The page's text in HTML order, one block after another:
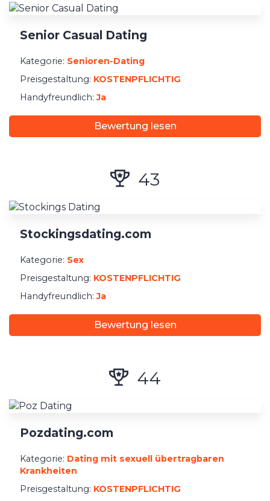
Mindestzahlung
Senior Casual Dating
Kategorie: Senioren-Dating
Preisgestaltung: KOSTENPFLICHTIG
Handyfreundlich:Ja
Bewertung lesen
43
Stockingsdating.com
Kategorie: Sex
Preisgestaltung: KOSTENPFLICHTIG
Handyfreundlich:Ja
Bewertung lesen
44
Pozdating.com
Kategorie: Dating mit sexuell übertragbaren
Krankheiten
Preisgestaltung: KOSTENPFLICHTIG